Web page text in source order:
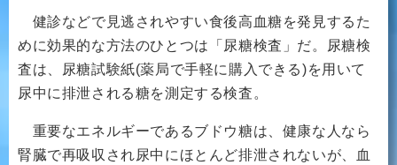
健診などで見逃されやすい食後高血糖を発見するた
めに効果的な方法のひとつは「尿糖検査」だ。尿糖検
査は、尿糖試験紙(薬局で手軽に購入できる)を用いて
尿中に排泄される糖を測定する検査。
重要なエネルギーであるブドウ糖は、健康な人なら
腎臓で再吸収され尿中にほとんど排泄されないが、血